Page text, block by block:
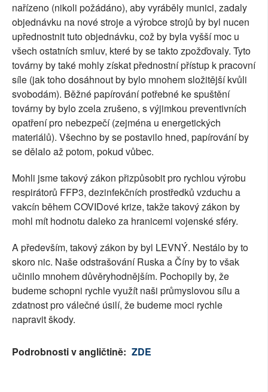
nařízeno (nikoli požádáno), aby vyráběly munici, zadaly
objednávku na nové stroje a výrobce strojů by byl nucen
upřednostnit tuto objednávku, což by byla vyšší moc u
všech ostatních smluv, které by se takto zpožďovaly. Tyto
továrny by také mohly získat přednostní přístup k pracovní
síle (jak toho dosáhnout by bylo mnohem složitější kvůli
svobodám). Běžné papírování potřebné ke spuštění
továrny by bylo zcela zrušeno, s výjimkou preventivních
opatření pro nebezpečí (zejména u energetických
materiálů). Všechno by se postavilo hned, papírování by
se dělalo až potom, pokud vůbec.
Mohli jsme takový zákon přizpůsobit pro rychlou výrobu
respirátorů FFP3, dezinfekčních prostředků vzduchu a
vakcín během COVIDové krize, takže takový zákon by
mohl mít hodnotu daleko za hranicemi vojenské sféry.
A především, takový zákon by byl LEVNÝ. Nestálo by to
skoro nic. Naše odstrašování Ruska a Číny by to však
učinilo mnohem důvěryhodnějším. Pochopily by, že
budeme schopni rychle využít naši průmyslovou sílu a
zdatnost pro válečné úsilí, že budeme moci rychle
napravit škody.
Podrobnosti v angličtině: ZDE